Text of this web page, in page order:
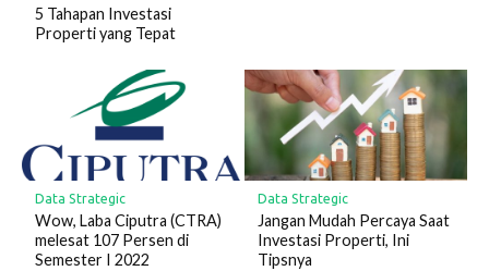
5 Tahapan Investasi
Properti yang Tepat
Data Strategic
Wow, Laba Ciputra (CTRA)
melesat 107 Persen di
Semester I 2022
Data Strategic
Jangan Mudah Percaya Saat
Investasi Properti, Ini
Tipsnya